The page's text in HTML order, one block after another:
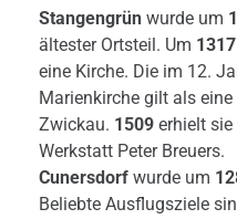
Stangengrün wurde um
ältester Ortsteil. Um 1317
eine Kirche. Die im 12.
Marienkirche gilt als
Zwickau. 1509 erhielt
Werkstatt Peter Breuers.
Cunersdorf wurde um
Beliebte Ausflugsziele